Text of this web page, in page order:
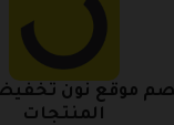
المنتجات